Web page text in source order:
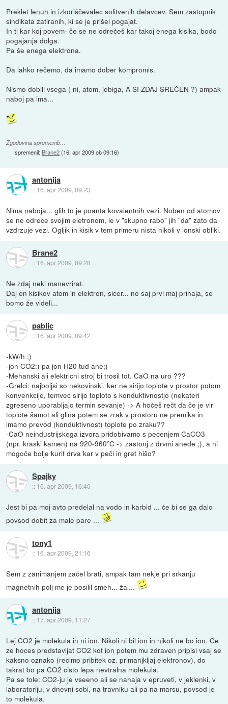
Preklet lenuh in izkoriščevalec solitvenih delavcev. Sem zastopnik
sindikata zatiranih, ki se je prišel pogajat.
In ti kar koj povem- če se ne odrečeš kar takoj enega kisika, bodo
pogajanja dolga.
Pa še enega elektrona.
Da lahko rečemo, da imamo dober kompromis.
Nismo dobili vsega ( ni, atom, jebiga, A SI ZDAJ SREČEN ?) ampak
naboj pa ima...
Zgodovina sprememb…
spremenil: Brane2(16. apr 2009 ob 09:16)
antonija
:: 16. apr 2009, 09:23
Nima naboja... glih to je poanta kovalentnih vezi. Noben od atomov
se ne odrece svojim eletronom, le v "skupno rabo" jih "da" zato da
vzdrzuje vezi. Ogljik in kisik v tem primeru nista nikoli v ionski obliki.
Brane2
:: 16. apr 2009, 09:28
Ne zdaj neki manevrirat.
Daj en kisikov atom in elektron, sicer... no saj prvi maj prihaja, se
bomo že videli...
pablic
:: 16. apr 2009, 09:42
-kW/h ;)
-jon CO2:) pa jon H20 tud ane;)
-Mehanski ali elektricni stroj bi trosil tot. CaO na uro ???
-Grelci: najboljsi so nekovinski, ker ne sirijo toplote v prostor potom
konvenkcije, temvec sirijo toploto s konduktivnostjo (nekateri
zgreseno uporabljajo termin sevanje) -> A hočeš rečt da če je vir
toplote šamot ali glina potem se zrak v prostoru ne premika in
imamo prevod (konduktivnost) toplote po zraku??
-CaO neindustrijskega izvora pridobivamo s pecenjem CaCO3
(npr. kraski kamen) na 920-960°C -> zastonj z drvmi anede ;), a ni
mogoče bolje kurit drva kar v peči in gret hišo?
Spajky
:: 16. apr 2009, 16:40
Jest bi pa moj avto predelal na vodo in karbid ... če bi se ga dalo
povsod dobit za male pare ...
tony1
:: 16. apr 2009, 21:16
Sem z zanimanjem začel brati, ampak tam nekje pri srkanju
magnetnih polj me je posilil smeh... žal...
antonija
:: 17. apr 2009, 11:27
Lej CO2 je molekula in ni ion. Nikoli ni bil ion in nikoli ne bo ion. Ce
ze hoces predstavljat CO2 kot ion potem mu zdraven pripisi vsaj se
kaksno oznako (recimo pribitek oz. primanjkljaj elektronov), do
takrat bo pa CO2 cisto lepa nevtralna molekula.
Pa se tole: CO2-ju je vseeno ali se nahaja v epruveti, v jeklenki, v
laboratoriju, v dnevni sobi, na travniku ali pa na marsu, povsod je
to molekula.